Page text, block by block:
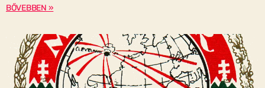
BŐVEBBEN »